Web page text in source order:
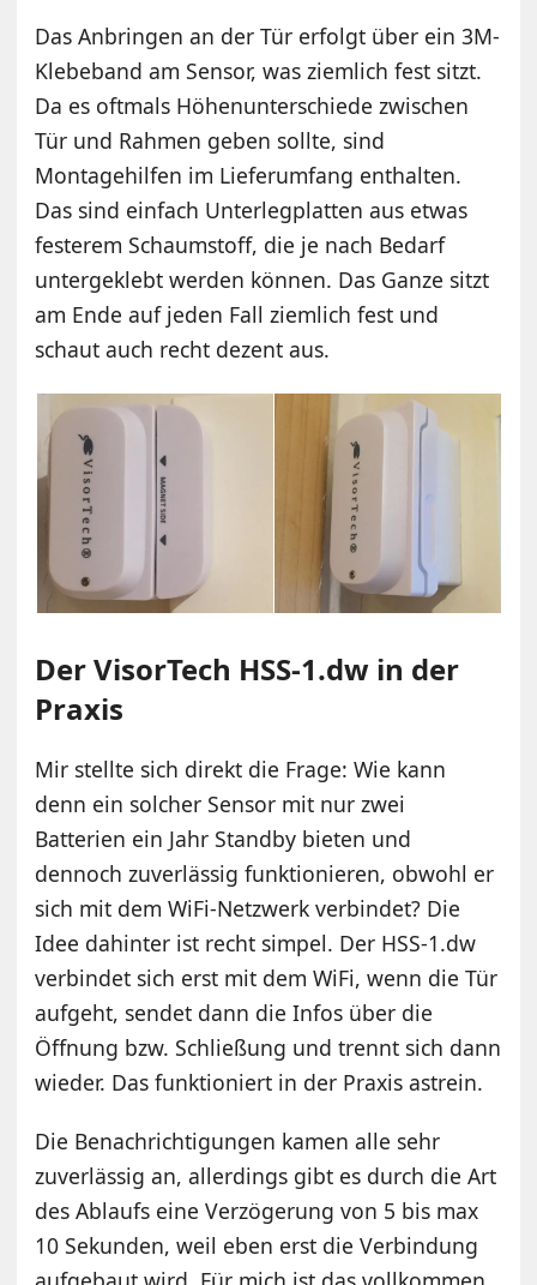
Das Anbringen an der Tür erfolgt über ein 3M-
Klebeband am Sensor, was ziemlich fest sitzt.
Da es oftmals Höhenunterschiede zwischen
Tür und Rahmen geben sollte, sind
Montagehilfen im Lieferumfang enthalten.
Das sind einfach Unterlegplatten aus etwas
festerem Schaumstoff, die je nach Bedarf
untergeklebt werden können. Das Ganze sitzt
am Ende auf jeden Fall ziemlich fest und
schaut auch recht dezent aus.
Der VisorTech HSS-1.dw in der
Praxis
Mir stellte sich direkt die Frage: Wie kann
denn ein solcher Sensor mit nur zwei
Batterien ein Jahr Standby bieten und
dennoch zuverlässig funktionieren, obwohl er
sich mit dem WiFi-Netzwerk verbindet? Die
Idee dahinter ist recht simpel. Der HSS-1.dw
verbindet sich erst mit dem WiFi, wenn die Tür
aufgeht, sendet dann die Infos über die
Öffnung bzw. Schließung und trennt sich dann
wieder. Das funktioniert in der Praxis astrein.
Die Benachrichtigungen kamen alle sehr
zuverlässig an, allerdings gibt es durch die Art
des Ablaufs eine Verzögerung von 5 bis max
10 Sekunden, weil eben erst die Verbindung